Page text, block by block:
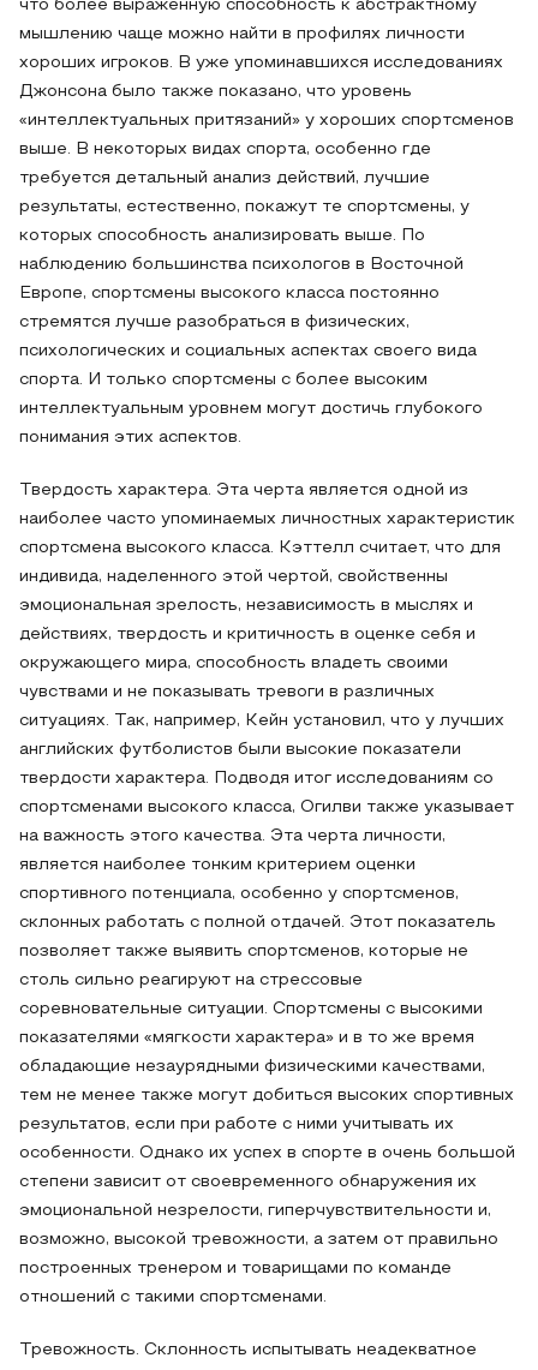
что более выраженную способность к абстрактному
мышлению чаще можно найти в профилях личности
хороших игроков. В уже упоминавшихся исследованиях
Джонсона было также показано, что уровень
«интеллектуальных притязаний» у хороших спортсменов
выше. В некоторых видах спорта, особенно где
требуется детальный анализ действий, лучшие
результаты, естественно, покажут те спортсмены, у
которых способность анализировать выше. По
наблюдению большинства психологов в Восточной
Европе, спортсмены высокого класса постоянно
стремятся лучше разобраться в физических,
психологических и социальных аспектах своего вида
спорта. И только спортсмены с более высоким
интеллектуальным уровнем могут достичь глубокого
понимания этих аспектов.
Твердость характера. Эта черта является одной из
наиболее часто упоминаемых личностных характеристик
спортсмена высокого класса. Кэттелл считает, что для
индивида, наделенного этой чертой, свойственны
эмоциональная зрелость, независимость в мыслях и
действиях, твердость и критичность в оценке себя и
окружающего мира, способность владеть своими
чувствами и не показывать тревоги в различных
ситуациях. Так, например, Кейн установил, что у лучших
английских футболистов были высокие показатели
твердости характера. Подводя итог исследованиям со
спортсменами высокого класса, Огилви также указывает
на важность этого качества. Эта черта личности,
является наиболее тонким критерием оценки
спортивного потенциала, особенно у спортсменов,
склонных работать с полной отдачей. Этот показатель
позволяет также выявить спортсменов, которые не
столь сильно реагируют на стрессовые
соревновательные ситуации. Спортсмены с высокими
показателями «мягкости характера» и в то же время
обладающие незаурядными физическими качествами,
тем не менее также могут добиться высоких спортивных
результатов, если при работе с ними учитывать их
особенности. Однако их успех в спорте в очень большой
степени зависит от своевременного обнаружения их
эмоциональной незрелости, гиперчувствительности и,
возможно, высокой тревожности, а затем от правильно
построенных тренером и товарищами по команде
отношений с такими спортсменами.
Тревожность. Склонность испытывать неадекватное